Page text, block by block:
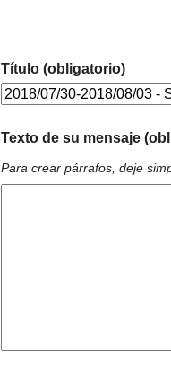
Título (obligatorio)
Texto de su mensaje
Para crear párrafos, deje